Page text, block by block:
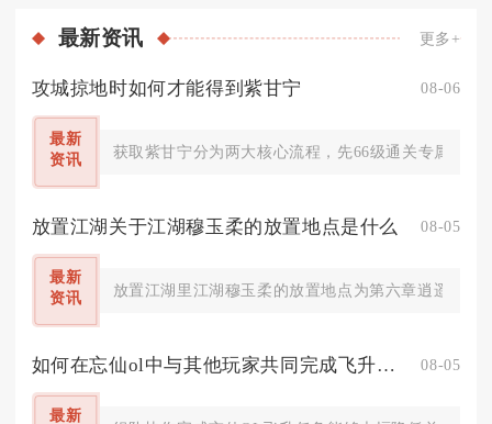
最新资讯 更多+
攻城掠地时如何才能得到紫甘宁 08-06
最新
资讯
获取紫甘宁分为两大核心流程，先66级通关专属副
放置江湖关于江湖穆玉柔的放置地点是什么 08-05
最新
资讯
放置江湖里江湖穆玉柔的放置地点为第六章逍遥林
如何在忘仙ol中与其他玩家共同完成飞升任务 08-05
最新